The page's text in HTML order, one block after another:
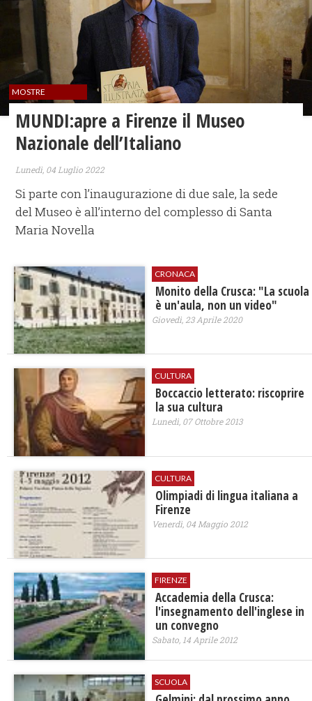
MOSTRE
MUNDI:apre a Firenze il Museo
Nazionale dell’Italiano
Lunedì, 04 Luglio 2022
Si parte con l’inaugurazione di due sale, la sede
del Museo è all’interno del complesso di Santa
Maria Novella
CRONACA
Monito della Crusca: "La scuola
è un'aula, non un video"
Giovedì, 23 Aprile 2020
CULTURA
Boccaccio letterato: riscoprire
la sua cultura
Lunedì, 07 Ottobre 2013
CULTURA
Olimpiadi di lingua italiana a
Firenze
Venerdì, 04 Maggio 2012
FIRENZE
Accademia della Crusca:
l'insegnamento dell'inglese in
un convegno
Sabato, 14 Aprile 2012
SCUOLA